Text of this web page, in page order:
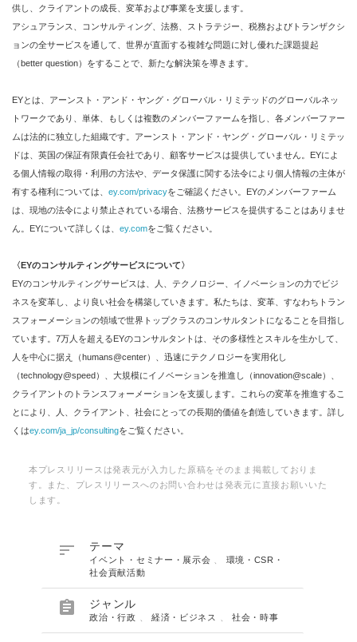
供し、クライアントの成長、変革および事業を支援します。
アシュアランス、コンサルティング、法務、ストラテジー、税務およびトランザクシ
ョンの全サービスを通して、世界が直面する複雑な問題に対し優れた課題提起
（better question）をすることで、新たな解決策を導きます。
EYとは、アーンスト・アンド・ヤング・グローバル・リミテッドのグローバルネッ
トワークであり、単体、もしくは複数のメンバーファームを指し、各メンバーファー
ムは法的に独立した組織です。アーンスト・アンド・ヤング・グローバル・リミテッ
ドは、英国の保証有限責任会社であり、顧客サービスは提供していません。EYによ
る個人情報の取得・利用の方法や、データ保護に関する法令により個人情報の主体が
有する権利については、 ey.com/privacyをご確認ください。EYのメンバーファーム
は、現地の法令により禁止されている場合、法務サービスを提供することはありませ
ん。EYについて詳しくは、 ey.comをご覧ください。
〈 EYのコンサルティングサービスについて〉
EYのコンサルティングサービスは、人、テクノロジー、イノベーションの力でビジ
ネスを変革し、より良い社会を構築していきます。私たちは、変革、すなわちトラン
スフォーメーションの領域で世界トップクラスのコンサルタントになることを目指し
ています。7万人を超えるEYのコンサルタントは、その多様性とスキルを生かして、
人を中心に据え（humans@center）、迅速にテクノロジーを実用化し
（technology@speed）、大規模にイノベーションを推進し（innovation@scale）、
クライアントのトランスフォーメーションを支援します。これらの変革を推進するこ
とにより、人、クライアント、社会にとっての長期的価値を創造していきます。詳し
くはey.com/ja_jp/consultingをご覧ください。
本プレスリリースは発表元が入力した原稿をそのまま掲載しておりま
す。また、プレスリリースへのお問い合わせは発表元に直接お願いいた
します。
 テーマ
イベント・セミナー・展示会 、 環境・CSR・
社会貢献活動
 ジャンル
政治・行政 、 経済・ビジネス 、 社会・時事